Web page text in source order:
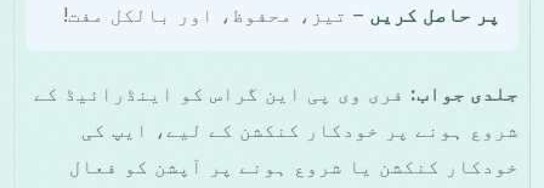
پر حاصل کریں– تیز، محفوظ، اور بالکل مفت!
جلدی جواب:فری وی پی این گراس کو اینڈرائیڈ کے
شروع ہونے پر خودکار کنکشن کے لیے، ایپ کی
خودکار کنکشن یا شروع ہونے پر آپشن کو فعال